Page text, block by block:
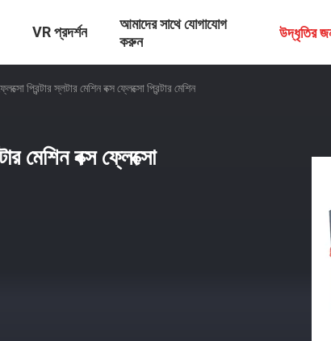
VR প্রদর্শন
আমাদের সাথে যোগাযোগ
করুন
উদ্ধৃতির
প্রিন্টার স্লটার মেশিন বক্স ফ্লেক্সো প্রিন্টার মেশিন
মেশিন বক্স ফ্লেক্সো